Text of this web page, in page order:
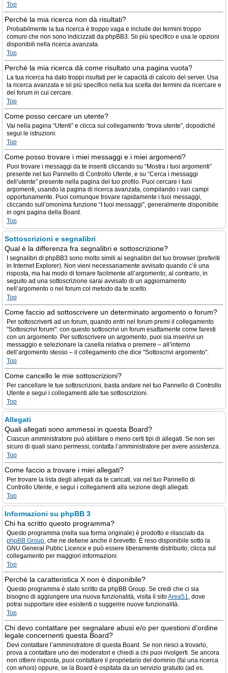
Top
Perché la mia ricerca non dà risultati?
Probabilmente la tua ricerca è troppo vaga e include dei termini troppo
comuni che non sono indicizzati da phpBB3. Sii più specifico e usa le opzioni
disponibili nella ricerca avanzata.
Top
Perché la mia ricerca dà come risultato una pagina vuota?
La tua ricerca ha dato troppi risultati per le capacità di calcolo del server. Usa
la ricerca avanzata e sii più specifico nella tua scelta dei termini da ricercare e
dei forum in cui cercare.
Top
Come posso cercare un utente?
Vai nella pagina “Utenti” e clicca sul collegamento “trova utente”, dopodiché
segui le istruzioni.
Top
Come posso trovare i miei messaggi e i miei argomenti?
Puoi trovare i messaggi da te inseriti cliccando su “Mostra i tuoi argomenti”
presente nel tuo Pannello di Controllo Utente, e su “Cerca i messaggi
dell’utente” presente nella pagina del tuo profilo. Puoi cercare i tuoi
argomenti, usando la pagina di ricerca avanzata, compilando i vari campi
opportunamente. Puoi comunque trovare rapidamente i tuoi messaggi,
cliccando sull’omonima funzione “I tuoi messaggi”, generalmente disponibile
in ogni pagina della Board.
Top
Sottoscrizioni e segnalibri
Qual è la differenza fra segnalibri e sottoscrizione?
I segnalibri di phpBB3 sono molto simili ai segnalibri del tuo browser (preferiti
in Internet Explorer). Non vieni necessariamente avvisato quando c’è una
risposta, ma hai modo di tornare facilmente all’argomento; al contrario, in
seguito ad una sottoscrizione sarai avvisato di un aggiornamento
nell’argomento o nel forum col metodo da te scelto.
Top
Come faccio ad sottoscrivere un determinato argomento o forum?
Per sottoscriverti ad un forum, quando entri nel forum premi il collegamento
"Sottoscrivi forum": con questo sottoscrivi un forum esattamente come faresti
con un argomento. Per sottoscrivere un argomento, puoi sia inserirvi un
messaggio e selezionare la casella relativa o premere – all’interno
dell’argomento stesso – il collegamento che dice "Sottoscrivi argomento".
Top
Come cancello le mie sottoscrizioni?
Per cancellare le tue sottoscrizioni, basta andare nel tuo Pannello di Controllo
Utente e segui i collegamenti alle tue sottoscrizioni.
Top
Allegati
Quali allegati sono ammessi in questa Board?
Ciascun amministratore può abilitare o meno certi tipi di allegati. Se non sei
sicuro di quali siano permessi, contatta l’amministratore per avere assistenza.
Top
Come faccio a trovare i miei allegati?
Per trovare la lista degli allegati da te caricati, vai nel tuo Pannello di
Controllo Utente, e segui i collegamenti alla sezione degli allegati.
Top
Informazioni su phpBB 3
Chi ha scritto questo programma?
Questo programma (nella sua forma originale) è prodotto e rilasciato da
phpBB Group, che ne detiene anche il brevetto. È reso disponibile sotto la
GNU General Public Licence e può essere liberamente distribuito; clicca sul
collegamento per maggiori informazioni.
Top
Perché la caratteristica X non è disponibile?
Questo programma è stato scritto da phpBB Group. Se credi che ci sia
bisogno di aggiungere una nuova funzionalità, visita il sitoArea51, dove
potrai supportare idee esistenti o suggerire nuove funzionalità.
Top
Chi devo contattare per segnalare abusi e/o per questioni d’ordine
legale concernenti questa Board?
Devi contattare l’amministratore di questa Board. Se non riesci a trovarlo,
prova a contattare uno dei moderatori e chiedi a chi puoi rivolgerti. Se ancora
non ottieni risposta, puoi contattare il proprietario del dominio (fai una ricerca
con whois) oppure, se la Board è ospitata da un servizio gratuito (ad es.